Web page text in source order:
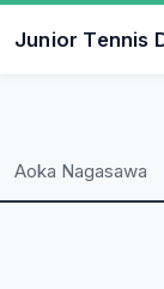
Junior Tennis
Aoka Nagasawa